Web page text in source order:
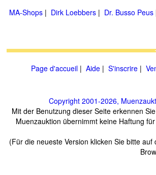
MA-Shops | Dirk Loebbers | Dr. Busso Peus
Page d'accueil| Aide| S'inscrire|
Copyright 2001-2026,
Mit der Benutzung dieser Seite erkennen
Muenzauktion übernimmt keine Haftung
(Für die neueste Version klicken Sie bitte